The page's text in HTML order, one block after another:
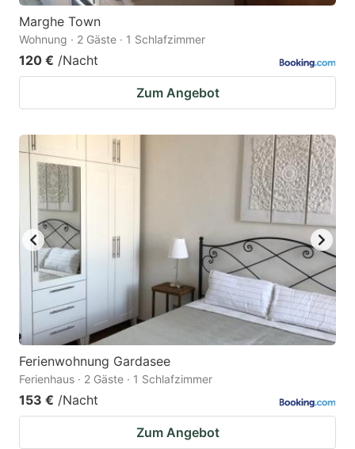
Marghe Town
Wohnung · 2 Gäste · 1 Schlafzimmer
120 € /Nacht
Zum Angebot
Ferienwohnung Gardasee
Ferienhaus · 2 Gäste · 1 Schlafzimmer
153 € /Nacht
Zum Angebot